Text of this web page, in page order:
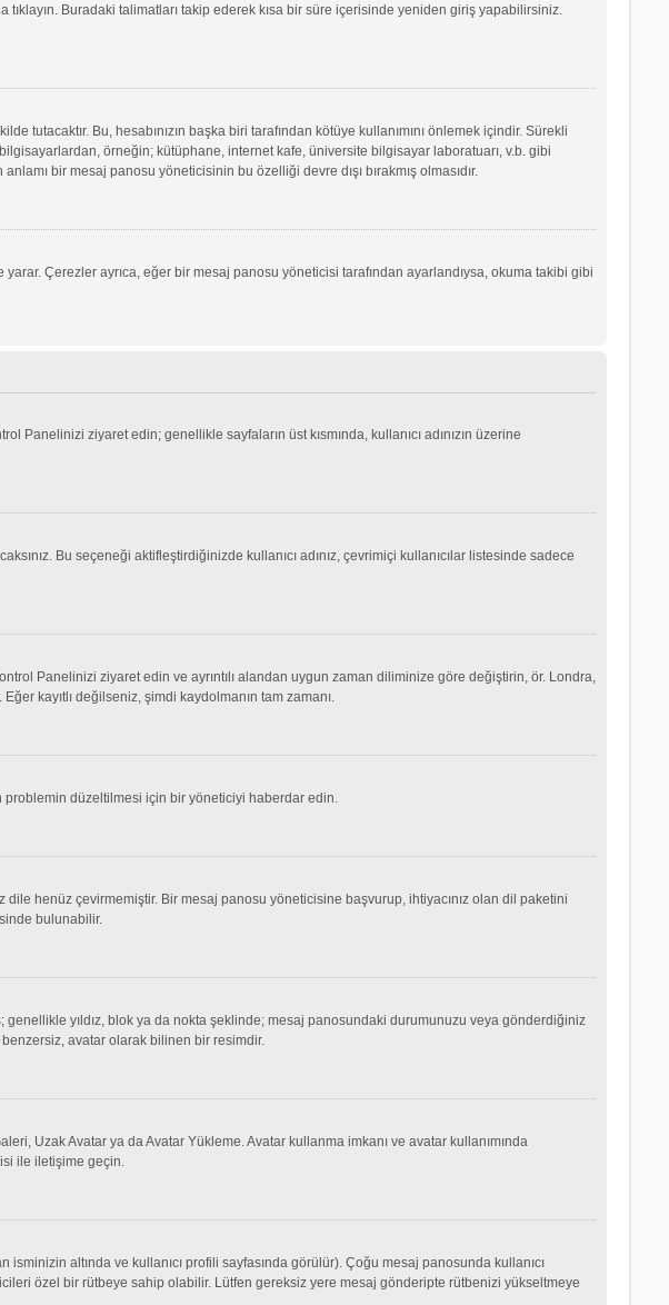
tıklayın. Buradaki talimatları takip ederek kısa bir süre içerisinde yeniden giriş yapabilirsiniz.
Bu, hesabınızın başka biri tarafından kötüye kullanımını önlemek içindir. Sürekli
örneğin; kütüphane, internet kafe, üniversite bilgisayar laboratuarı, v.b. gibi
bir mesaj panosu yöneticisinin bu özelliği devre dışı bırakmış olmasıdır.
Çerezler ayrıca, eğer bir mesaj panosu yöneticisi tarafından ayarlandıysa, okuma takibi gibi
Panelinizi ziyaret edin; genellikle sayfaların üst kısmında, kullanıcı adınızın üzerine
Bu seçeneği aktifleştirdiğinizde kullanıcı adınız, çevrimiçi kullanıcılar listesinde sadece
Panelinizi ziyaret edin ve ayrıntılı alandan uygun zaman diliminize göre değiştirin, ör. Londra,
kayıtlı değilseniz, şimdi kaydolmanın tam zamanı.
problemin düzeltilmesi için bir yöneticiyi haberdar edin.
henüz çevirmemiştir. Bir mesaj panosu yöneticisine başvurup, ihtiyacınız olan dil paketini
bulunabilir.
yıldız, blok ya da nokta şeklinde; mesaj panosundaki durumunuzu veya gönderdiğiniz
avatar olarak bilinen bir resimdir.
Uzak Avatar ya da Avatar Yükleme. Avatar kullanma imkanı ve avatar kullanımında
ile iletişime geçin.
altında ve kullanıcı profili sayfasında görülür). Çoğu mesaj panosunda kullanıcı
özel bir rütbeye sahip olabilir. Lütfen gereksiz yere mesaj gönderipte rütbenizi yükseltmeye